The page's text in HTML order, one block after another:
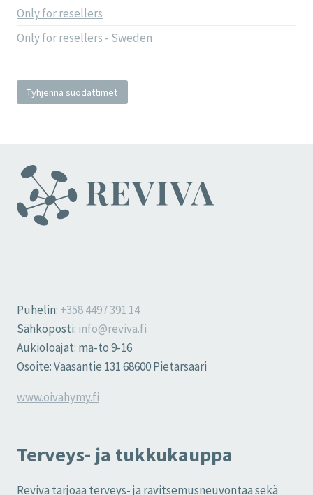
Only for resellers
Only for resellers - Sweden
Tyhjennä suodattimet
Puhelin: +358 4497 391 14
Sähköposti: info@reviva.fi
Aukioloajat: ma-to 9-16
Osoite: Vaasantie 131 68600 Pietarsaari
www.oivahymy.fi
Terveys- ja tukkukauppa
Reviva tarjoaa terveys- ja ravitsemusneuvontaa sekä